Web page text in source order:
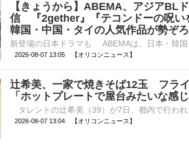
【きょうから】ABEMA、アジアBL
信 『2gether』『テコンドーの呪い
韓国・中国・タイの人気作品が勢ぞろ
2026-08-07 13:05 【オリコンニュース】
辻希美、一家で焼きそば12玉 フラ
「ホットプレートで屋台みたいな感じ
2026-08-07 13:04 【オリコンニュース】